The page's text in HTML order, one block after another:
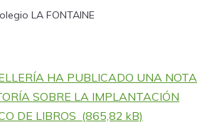
LA FONTAINE
HA PUBLICADO UNA NOTA
SOBRE LA IMPLANTACIÓN
DE LIBROS